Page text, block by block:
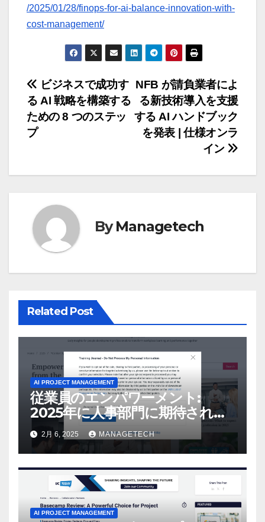
/2025/01/28/finops-for-ai-balance-innovation-with-
cost-management/
投
稿
ナ
ー
シ
NFB が請負業者によ
る新技術導入を支援
する AI ハンドブック
を発表 | 仕様オンラ
イン
ビジネスで成功す
る AI 戦略を構築する
ための 8 つのステッ
プ
ByManagetech
Related Post
AI PROJECT MANAGEMENT
従業員のエンパワーメント:
2025年に人事部門に期待される
こと –
2月 6, 2025 MANAGETECH
AI PROJECT MANAGEMENT